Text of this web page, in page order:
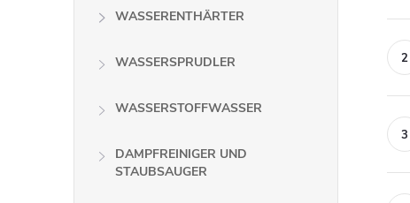
WASSERENTHÄRTER
WASSERSPRUDLER
WASSERSTOFFWASSER
DAMPFREINIGER UND
STAUBSAUGER